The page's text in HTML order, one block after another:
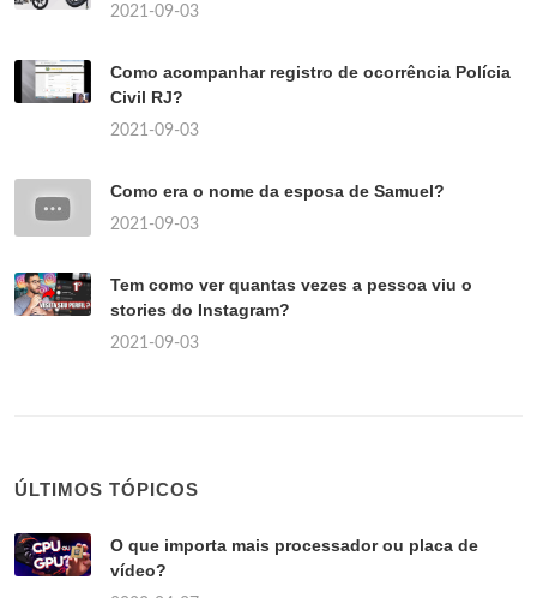
2021-09-03
Como acompanhar registro de ocorrência Polícia
Civil RJ?
2021-09-03
Como era o nome da esposa de Samuel?
2021-09-03
Tem como ver quantas vezes a pessoa viu o
stories do Instagram?
2021-09-03
ÚLTIMOS TÓPICOS
O que importa mais processador ou placa de
vídeo?